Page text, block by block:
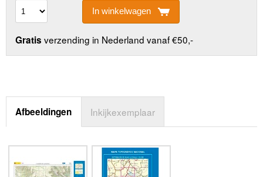
In winkelwagen
Gratis verzending in Nederland vanaf €50,-
Afbeeldingen Inkijkexemplaar